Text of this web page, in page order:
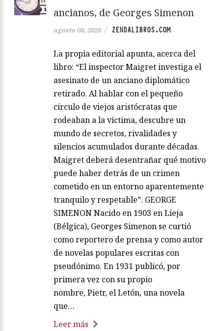
ancianos, de Georges Simenon
agosto 08, 2026 / ZENDALIBROS.COM
La propia editorial apunta, acerca del
libro: “El inspector Maigret investiga el
asesinato de un anciano diplomático
retirado. Al hablar con el pequeño
círculo de viejos aristócratas que
rodeaban a la víctima, descubre un
mundo de secretos, rivalidades y
silencios acumulados durante décadas.
Maigret deberá desentrañar qué motivo
puede haber detrás de un crimen
cometido en un entorno aparentemente
tranquilo y respetable”. GEORGE
SIMENON Nacido en 1903 en Lieja
(Bélgica), Georges Simenon se curtió
como reportero de prensa y como autor
de novelas populares escritas con
pseudónimo. En 1931 publicó, por
primera vez con su propio
nombre, Pietr, el Letón, una novela
que…
Leer más